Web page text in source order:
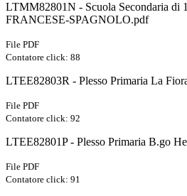
LTMM82801N - Scuola Secondaria di
FRANCESE-SPAGNOLO.pdf
File PDF
Contatore click: 88
LTEE82803R - Plesso Primaria La
File PDF
Contatore click: 92
LTEE82801P - Plesso Primaria B.go
File PDF
Contatore click: 91